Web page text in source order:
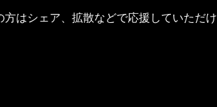
はシェア、拡散などで応援していただ